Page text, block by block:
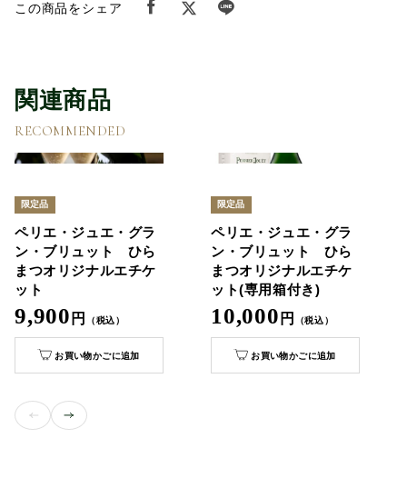
この商品をシェア
関連商品
RECOMMENDED
限定品
ペリエ・ジュエ・グラ
ン・ブリュット ひら
まつオリジナルエチケ
ット
9,900 円 （税込）
お買い物かごに追加
限定品
ペリエ・ジュエ・グラ
ン・ブリュット ひら
まつオリジナルエチケ
ット(専用箱付き)
10,000 円 （税込）
お買い物かごに追加